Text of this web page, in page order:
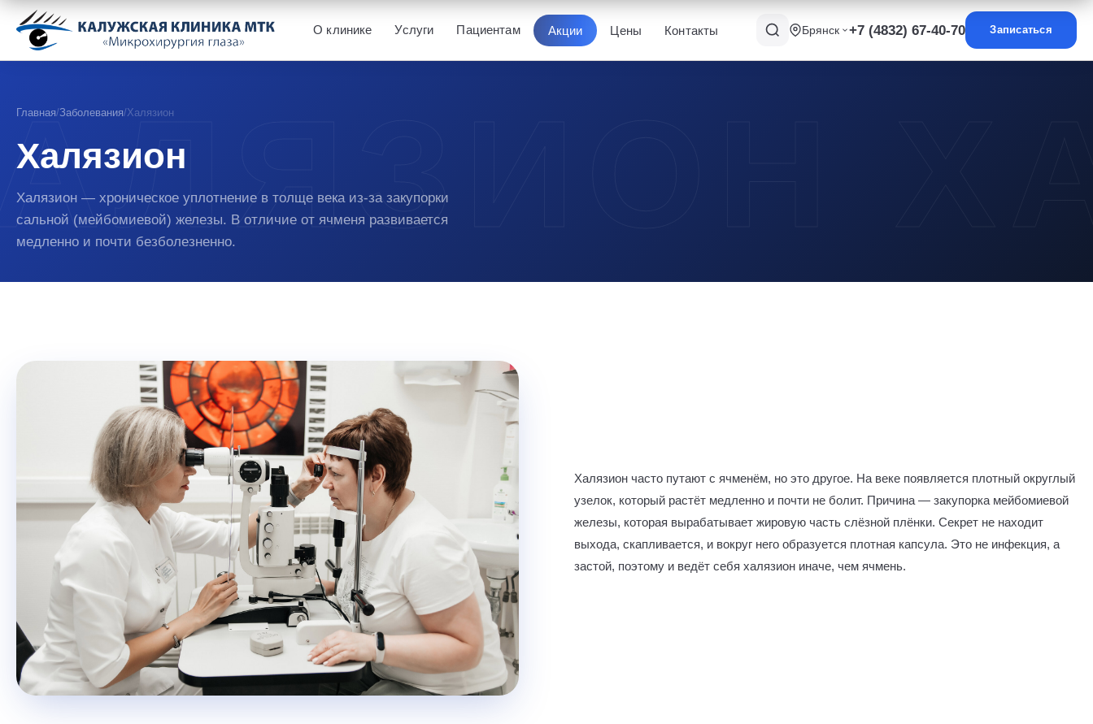
О клинике Услуги Пациентам Акции Цены Контакты Брянск +7 (4832) 67-40-70 Записаться
Главная/Заболевания/Халязион
Халязион
Халязион — хроническое уплотнение в толще века из-за закупорки
сальной (мейбомиевой) железы. В отличие от ячменя развивается
медленно и почти безболезненно.
Халязион часто путают с ячменём, но это другое. На веке появляется плотный округлый
узелок, который растёт медленно и почти не болит. Причина — закупорка мейбомиевой
железы, которая вырабатывает жировую часть слёзной плёнки. Секрет не находит
выхода, скапливается, и вокруг него образуется плотная капсула. Это не инфекция, а
застой, поэтому и ведёт себя халязион иначе, чем ячмень.